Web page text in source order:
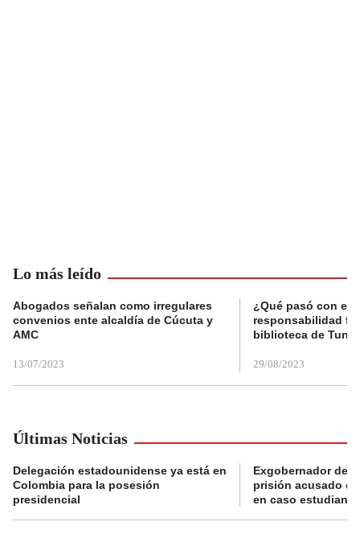
Lo más leído
Abogados señalan como irregulares
convenios ente alcaldía de Cúcuta y
AMC
13/07/2023
¿Qué pasó con el
responsabilidad
biblioteca de
29/08/2023
Últimas Noticias
Delegación estadounidense ya está en
Colombia para la posesión
presidencial
Exgobernador de
prisión acusado
en caso